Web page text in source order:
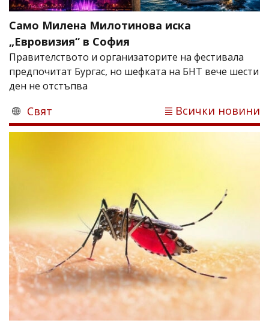
Само Милена Милотинова иска
„Евровизия“ в София
Правителството и организаторите на фестивала
предпочитат Бургас, но шефката на БНТ вече шести
ден не отстъпва
Свят Всички новини